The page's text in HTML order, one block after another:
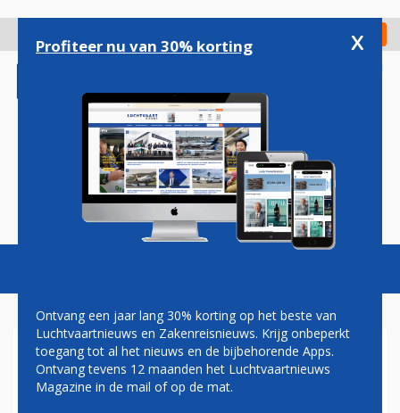
gaan
Check in
Magazine Podcasts Vacatures
PILOTENSTAKING
Profiteer nu van 30% korting x
Ontvang een jaar lang 30% korting op het beste van
Luchtvaartnieuws en Zakenreisnieuws. Krijg onbeperkt
toegang tot al het nieuws en de bijbehorende Apps.
Ontvang tevens 12 maanden het Luchtvaartnieuws
Magazine in de mail of op de mat.